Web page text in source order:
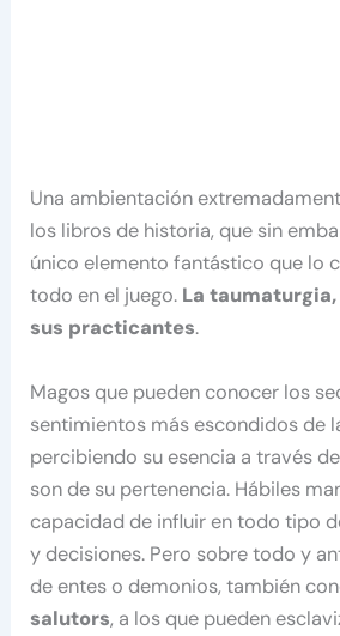
Una ambientación
los libros de historia, que sin
único elemento fantástico que lo
todo en el juego. La
sus practicantes.
Magos que pueden conocer los
sentimientos más escondidos de
percibiendo su esencia a través
son de su pertenencia. Hábiles
capacidad de influir en todo tipo
y decisiones. Pero sobre todo y
de entes o demonios, también
salutors, a los que pueden